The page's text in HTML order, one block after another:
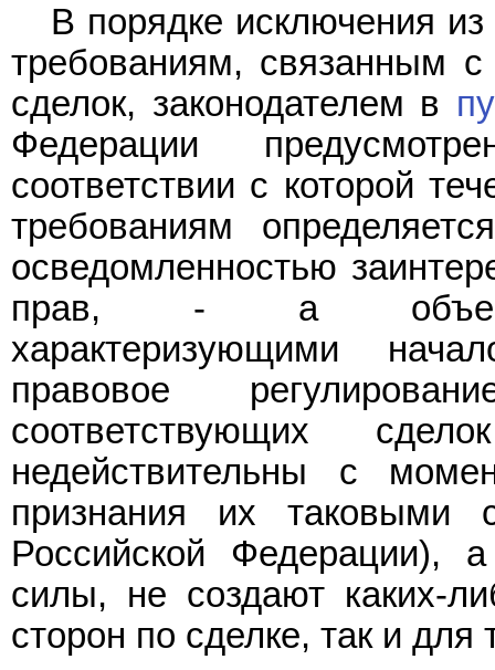
В порядке исключения
требованиям, связанным с
сделок, законодателем в
Федерации
соответствии с которой
требованиям
осведомленностью
прав, - а
характеризующими
правовое
соответствующих
недействительны с
признания их таковыми
Российской Федерации),
силы, не создают каких-
сторон по сделке, так и для